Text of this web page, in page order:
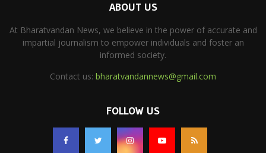
ABOUT US
At Bharatvandan News, we believe in the power of accurate and
impartial journalism to empower individuals and foster an
informed society.
Contact us: bharatvandannews@gmail.com
FOLLOW US